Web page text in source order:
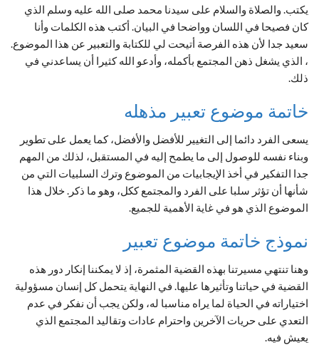
يكتب. والصلاة والسلام على سيدنا محمد صلى الله عليه وسلم الذي
كان فصيحا في اللسان وواضحا في البيان. أكتب هذه الكلمات وأنا
سعيد جدا لأن هذه الفرصة أتيحت لي للكتابة والتعبير عن هذا الموضوع.
، الذي يشغل ذهن المجتمع بأكمله، وأدعو الله كثيرا أن يساعدني في
ذلك.
خاتمة موضوع تعبير مذهله
يسعى الفرد دائما إلى التغيير للأفضل والأفضل، كما يعمل على تطوير
وبناء نفسه للوصول إلى ما يطمح إليه في المستقبل، لذلك من المهم
جدا التفكير في أخذ الإيجابيات من الموضوع وترك السلبيات التي من
شأنها أن تؤثر سلبا على الفرد والمجتمع ككل، وهو ما ذكر. خلال هذا
الموضوع الذي هو في غاية الأهمية للجميع.
نموذج خاتمة موضوع تعبير
وهنا تنتهي مسيرتنا بهذه القضية المثمرة، إذ لا يمكننا إنكار دور هذه
القضية في حياتنا وتأثيرها عليها. في النهاية يتحمل كل إنسان مسؤولية
اختياراته في الحياة لما يراه مناسبا له، ولكن يجب أن نفكر في عدم
التعدي على حريات الآخرين واحترام عادات وتقاليد المجتمع الذي
يعيش فيه.